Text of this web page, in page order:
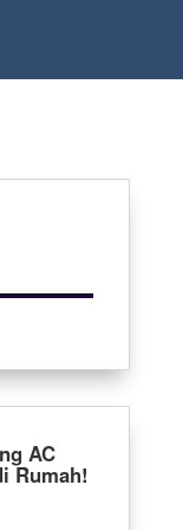
AC
Rumah!